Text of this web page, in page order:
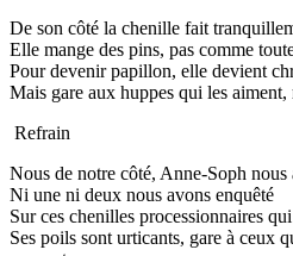
De son côté la chenille fait
Elle mange des pins, pas comme
Pour devenir papillon, elle devient
Mais gare aux huppes qui les aiment,
Refrain
Nous de notre côté, Anne-Soph nous
Ni une ni deux nous avons enquêté
Sur ces chenilles processionnaires
Ses poils sont urticants, gare à ceux